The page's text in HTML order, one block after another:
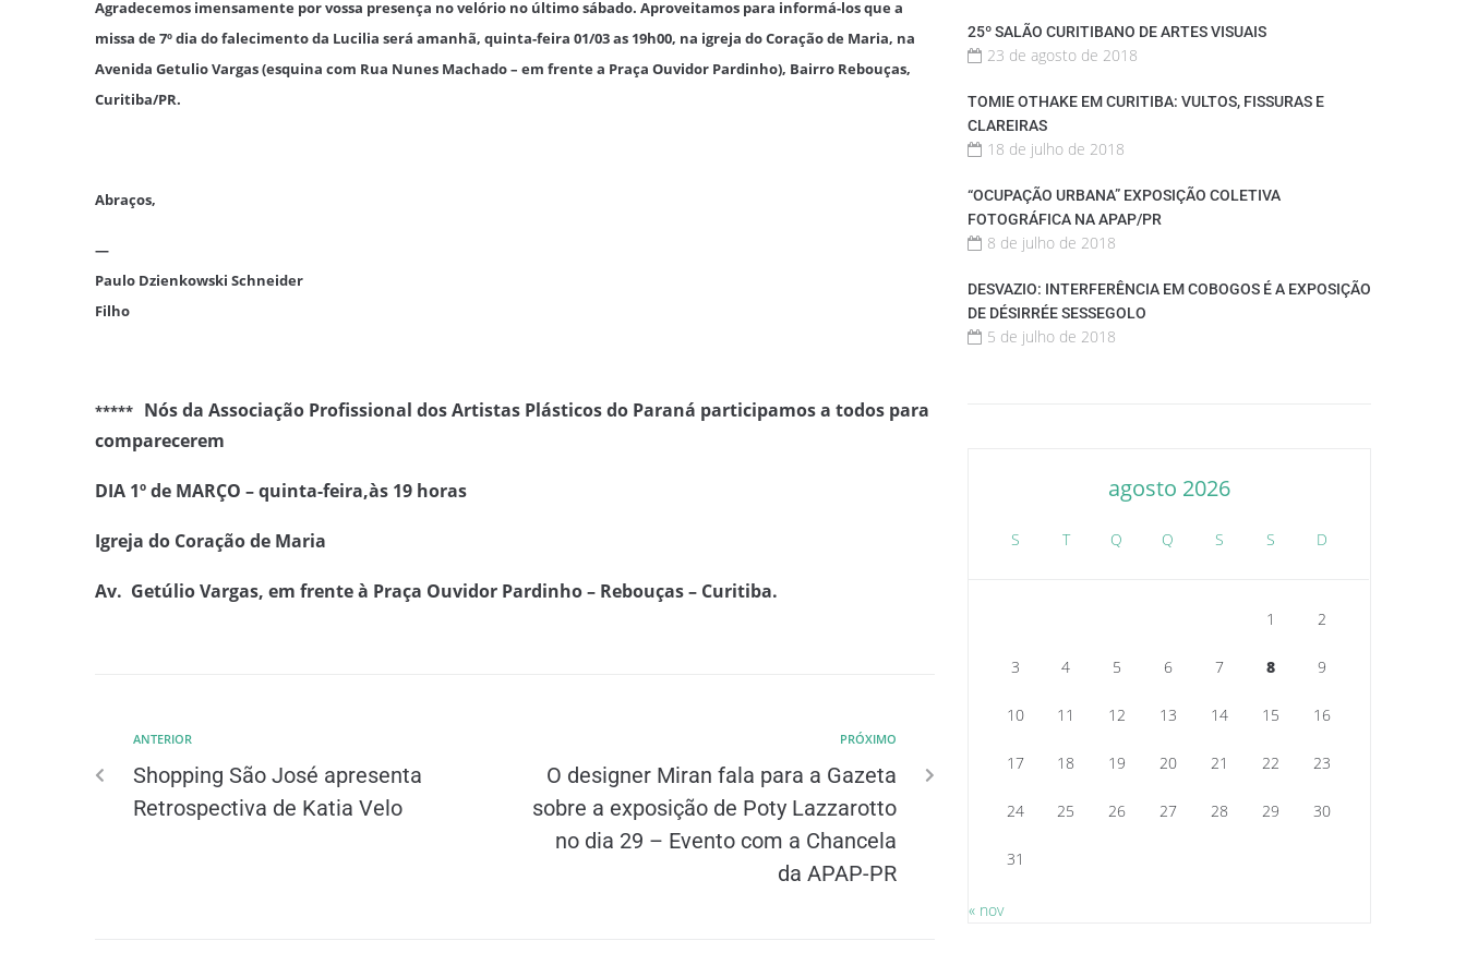
Agradecemos imensamente por vossa presença no velório no último sábado. Aproveitamos para informá-los que a
missa de 7º dia do falecimento da Lucilia será amanhã, quinta-feira 01/03 as 19h00, na igreja do Coração de Maria, na
Avenida Getulio Vargas (esquina com Rua Nunes Machado – em frente a Praça Ouvidor Pardinho), Bairro Rebouças,
Curitiba/PR.
Abraços,
—
Paulo Dzienkowski Schneider
Filho
*****
Nós da Associação Profissional dos Artistas Plásticos do Paraná participamos a todos para
comparecerem
DIA 1º de MARÇO – quinta-feira,às 19 horas
Igreja do Coração de Maria
Av. Getúlio Vargas, em frente à Praça Ouvidor Pardinho – Rebouças – Curitiba.
ANTERIOR
Shopping São José apresenta
Retrospectiva de Katia Velo
PRÓXIMO
O designer Miran fala para a Gazeta
sobre a exposição de Poty Lazzarotto
no dia 29 – Evento com a Chancela
da APAP-PR
25º SALÃO CURITIBANO DE ARTES VISUAIS
23 de agosto de 2018
TOMIE OTHAKE EM CURITIBA: VULTOS, FISSURAS E
CLAREIRAS
18 de julho de 2018
“OCUPAÇÃO URBANA” EXPOSIÇÃO COLETIVA
FOTOGRÁFICA NA APAP/PR
8 de julho de 2018
DESVAZIO: INTERFERÊNCIA EM COBOGOS É A EXPOSIÇÃO
DE DÉSIRRÉE SESSEGOLO
5 de julho de 2018
agosto 2026
S T Q Q S S D
1 2
3 4 5 6 7 8 9
10 11 12 13 14 15 16
17 18 19 20 21 22 23
24 25 26 27 28 29 30
31
« nov